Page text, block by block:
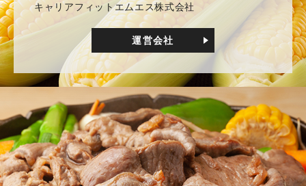
キャリアフィットエムエス株式会社
運営会社